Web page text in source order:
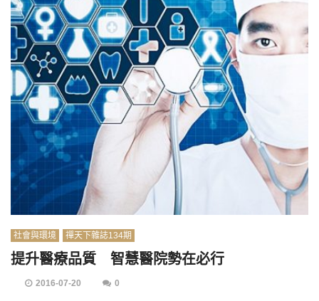
社會與環境 禪天下雜誌134期
提升醫療品質 智慧醫院勢在必行
2016-07-20 0